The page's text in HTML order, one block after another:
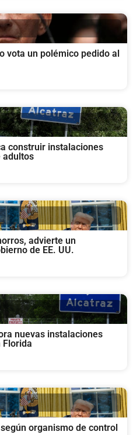
vota un polémico pedido al
construir instalaciones
adultos
advierte un
de EE. UU.
nuevas instalaciones
Florida
organismo de control